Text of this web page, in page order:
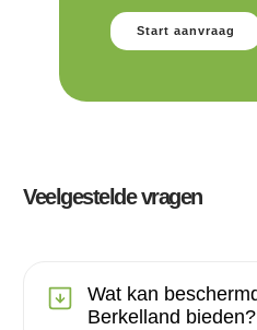
Start aanvraag
Veelgestelde vragen
Wat kan
Berkelland bieden?